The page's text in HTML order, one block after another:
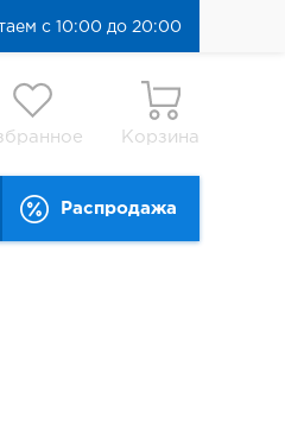
с 10:00 до 20:00
Корзина
Распродажа